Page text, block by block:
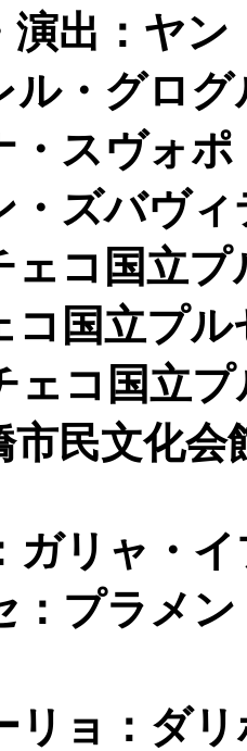
演出：ヤン
ル・グログ
・スヴォポ
・ズバヴィ
ェコ国立
コ国立プ
ェコ国立
市民文化会
ガリャ・
：プラメ
リョ：ダ